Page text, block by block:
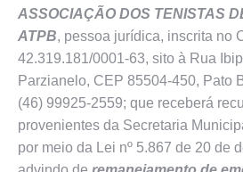
ASSOCIAÇÃO DOS TENISTAS
ATPB, pessoa jurídica, inscrita no
42.319.181/0001-63, sito à Rua
Parzianelo, CEP 85504-450, Pato
(46) 99925-2559; que receberá
provenientes da Secretaria
por meio da Lei nº 5.867 de 20 de